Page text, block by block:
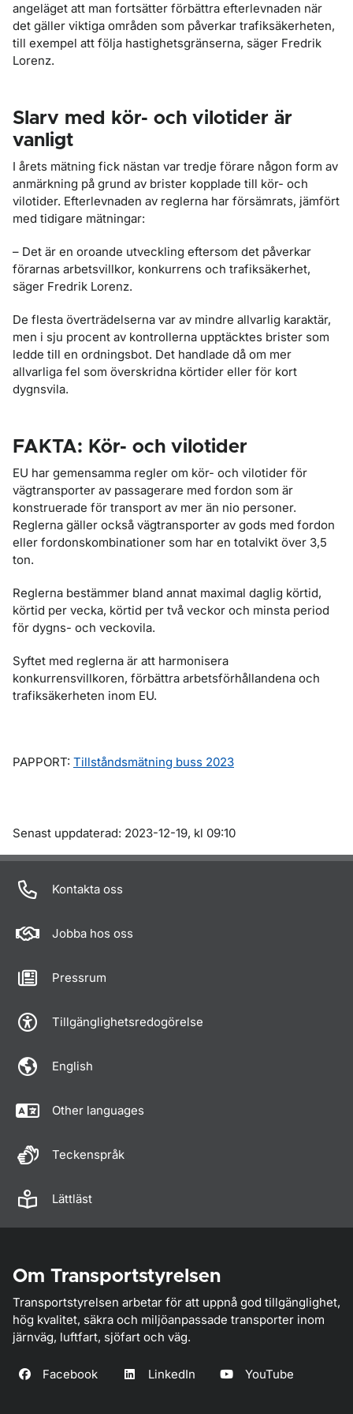
angeläget att man fortsätter förbättra efterlevnaden när
det gäller viktiga områden som påverkar trafiksäkerheten,
till exempel att följa hastighetsgränserna, säger Fredrik
Lorenz.
Slarv med kör- och vilotider är
vanligt
I årets mätning fick nästan var tredje förare någon form av
anmärkning på grund av brister kopplade till kör- och
vilotider. Efterlevnaden av reglerna har försämrats, jämfört
med tidigare mätningar:
– Det är en oroande utveckling eftersom det påverkar
förarnas arbetsvillkor, konkurrens och trafiksäkerhet,
säger Fredrik Lorenz.
De flesta överträdelserna var av mindre allvarlig karaktär,
men i sju procent av kontrollerna upptäcktes brister som
ledde till en ordningsbot. Det handlade då om mer
allvarliga fel som överskridna körtider eller för kort
dygnsvila.
FAKTA: Kör- och vilotider
EU har gemensamma regler om kör- och vilotider för
vägtransporter av passagerare med fordon som är
konstruerade för transport av mer än nio personer.
Reglerna gäller också vägtransporter av gods med fordon
eller fordonskombinationer som har en totalvikt över 3,5
ton.
Reglerna bestämmer bland annat maximal daglig körtid,
körtid per vecka, körtid per två veckor och minsta period
för dygns- och veckovila.
Syftet med reglerna är att harmonisera
konkurrensvillkoren, förbättra arbetsförhållandena och
trafiksäkerheten inom EU.
PAPPORT: Tillståndsmätning buss 2023
Om sidan
Senast uppdaterad: 2023-12-19, kl 09:10
Kontakta oss
Jobba hos oss
Pressrum
Tillgänglighetsredogörelse
English
Other languages
Teckenspråk
Lättläst
Om Transportstyrelsen
Transportstyrelsen arbetar för att uppnå god tillgänglighet,
hög kvalitet, säkra och miljöanpassade transporter inom
järnväg, luftfart, sjöfart och väg.
Facebook LinkedIn YouTube